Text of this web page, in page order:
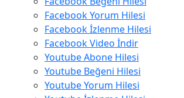
Facebook Yorum Hilesi
Facebook İzlenme Hilesi
Facebook Video İndir
Youtube Abone Hilesi
Youtube Beğeni Hilesi
Youtube Yorum Hilesi